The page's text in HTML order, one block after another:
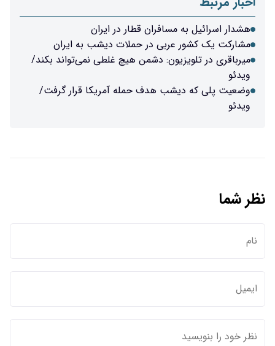
هشدار اسرائیل به مسافران قطار در ایران
مشارکت یک کشور عربی در حملات دیشب به ایران
میرباقری در تلویزیون: دشمن هیچ غلطی نمی‌تواند بکند/
ویدئو
وضعیت پلی که دیشب هدف حمله آمریکا قرار گرفت/
ویدئو
نظر شما